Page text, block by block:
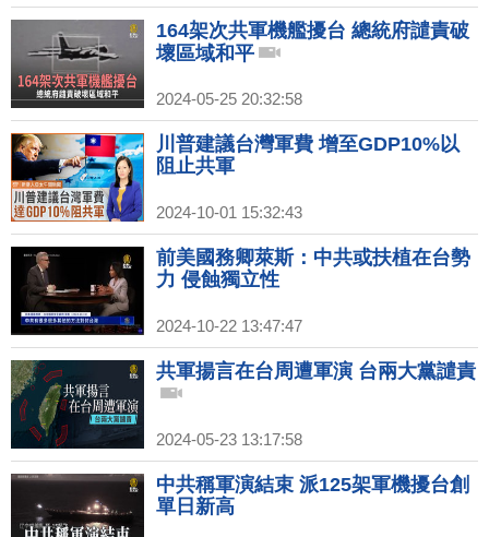
164架次共軍機艦擾台 總統府譴責破
壞區域和平
2024-05-25 20:32:58
川普建議台灣軍費 增至GDP10%以
阻止共軍
2024-10-01 15:32:43
前美國務卿萊斯：中共或扶植在台勢
力 侵蝕獨立性
2024-10-22 13:47:47
共軍揚言在台周遭軍演 台兩大黨譴責
2024-05-23 13:17:58
中共稱軍演結束 派125架軍機擾台創
單日新高